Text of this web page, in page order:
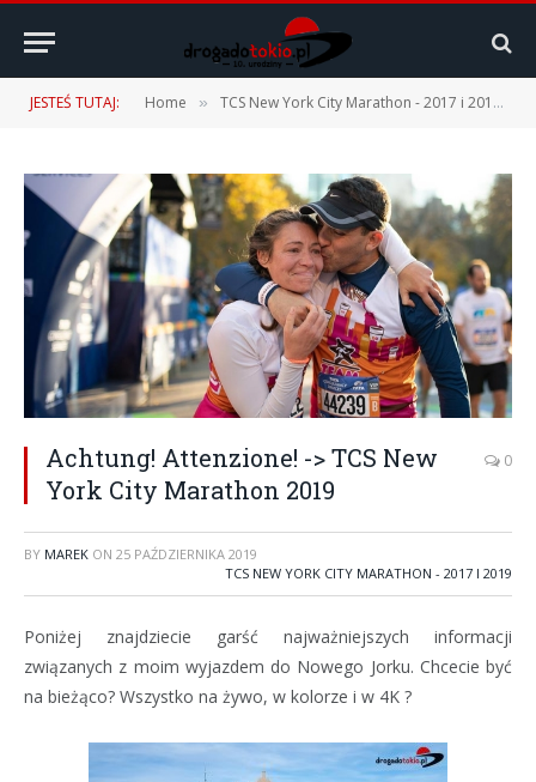
JESTEŚ TUTAJ: Home » TCS New York City Marathon - 2017 i 2019
Achtung! Attenzione! -> TCS New
York City Marathon 2019
0
BY MAREK ON 25 PAŹDZIERNIKA 2019
TCS NEW YORK CITY MARATHON - 2017 I 2019
Poniżej znajdziecie garść najważniejszych informacji
związanych z moim wyjazdem do Nowego Jorku. Chcecie być
na bieżąco? Wszystko na żywo, w kolorze i w 4K ?